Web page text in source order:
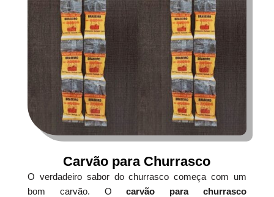
Carvão para Churrasco
O verdadeiro sabor do churrasco começa com um
bom carvão. Ocarvão para churrasco